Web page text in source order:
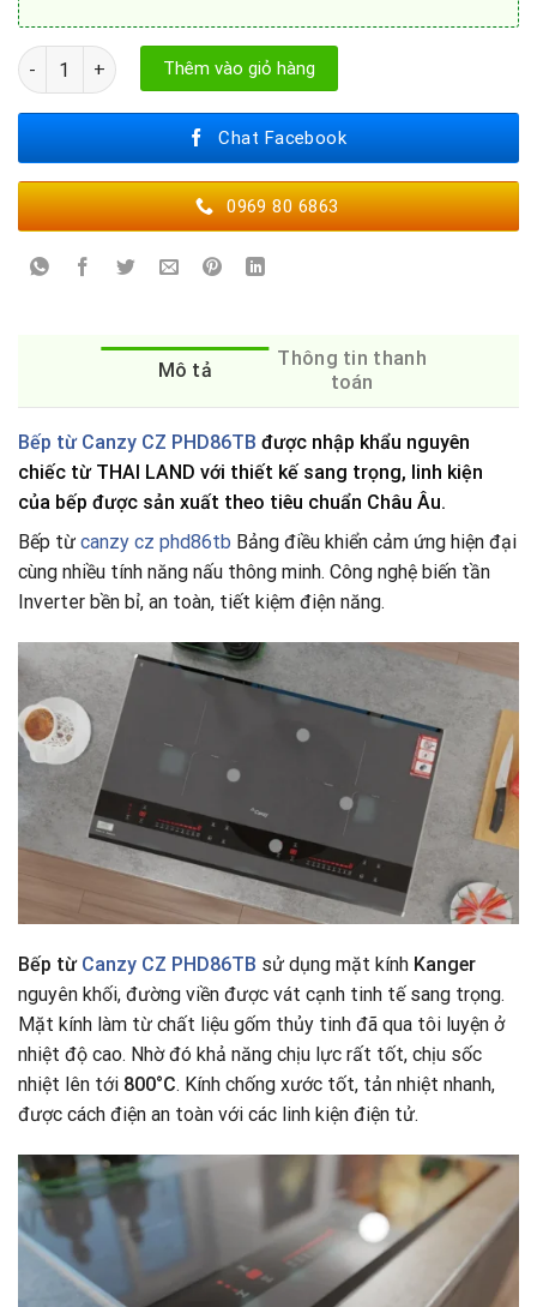
BẾP TỪ CANZY CZ PHD86TB số lượng
Thêm vào giỏ hàng
Chat Facebook
0969 80 6863
Mô tả
Thông tin thanh
toán
Bếp từ Canzy CZ PHD86TB được nhập khẩu nguyên
chiếc từ THAI LAND với thiết kế sang trọng, linh kiện
của bếp được sản xuất theo tiêu chuẩn Châu Âu.
Bếp từ canzy cz phd86tb Bảng điều khiển cảm ứng hiện đại
cùng nhiều tính năng nấu thông minh. Công nghệ biến tần
Inverter bền bỉ, an toàn, tiết kiệm điện năng.
Bếp từ Canzy CZ PHD86TB sử dụng mặt kính Kanger
nguyên khối, đường viền được vát cạnh tinh tế sang trọng.
Mặt kính làm từ chất liệu gốm thủy tinh đã qua tôi luyện ở
nhiệt độ cao. Nhờ đó khả năng chịu lực rất tốt, chịu sốc
nhiệt lên tới 800°C. Kính chống xước tốt, tản nhiệt nhanh,
được cách điện an toàn với các linh kiện điện tử.